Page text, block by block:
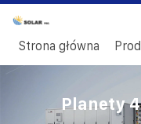
Strona główna
Planety